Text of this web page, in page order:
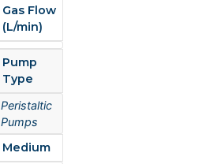
Gas Flow
(L/min)
Pump
Type
Peristaltic
Pumps
Medium